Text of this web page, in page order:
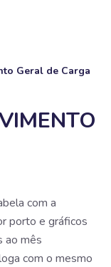
Geral de Carga
com a
porto e gráficos
ao mês
com o mesmo